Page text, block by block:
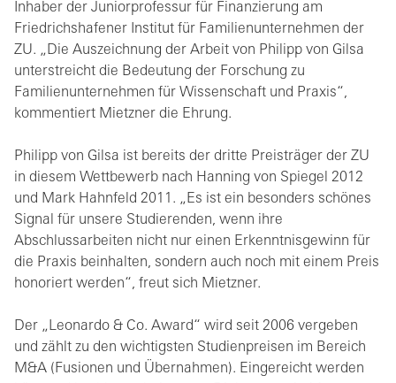
Inhaber der Juniorprofessur für Finanzierung am
Friedrichshafener Institut für Familienunternehmen der
ZU. „Die Auszeichnung der Arbeit von Philipp von Gilsa
unterstreicht die Bedeutung der Forschung zu
Familienunternehmen für Wissenschaft und Praxis“,
kommentiert Mietzner die Ehrung.
Philipp von Gilsa ist bereits der dritte Preisträger der ZU
in diesem Wettbewerb nach Hanning von Spiegel 2012
und Mark Hahnfeld 2011. „Es ist ein besonders schönes
Signal für unsere Studierenden, wenn ihre
Abschlussarbeiten nicht nur einen Erkenntnisgewinn für
die Praxis beinhalten, sondern auch noch mit einem Preis
honoriert werden“, freut sich Mietzner.
Der „Leonardo & Co. Award“ wird seit 2006 vergeben
und zählt zu den wichtigsten Studienpreisen im Bereich
M&A (Fusionen und Übernahmen). Eingereicht werden